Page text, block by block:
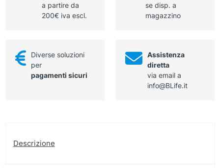
a partire da
200€ iva escl.
se disp. a
magazzino
Diverse soluzioni
per
pagamenti sicuri
Assistenza
diretta
via email a
info@BLife.it
Descrizione